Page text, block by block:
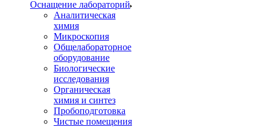
Оснащение лабораторий
Аналитическая
химия
Микроскопия
Общелабораторное
оборудование
Биологические
исследования
Органическая
химия и синтез
Пробоподготовка
Чистые помещения